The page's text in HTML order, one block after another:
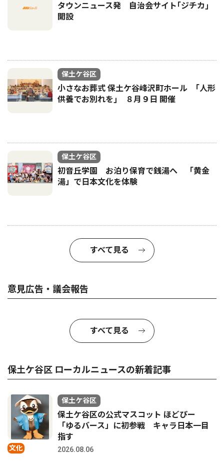
タウンニュース発 自治会サイト｢ジチカ｣
開設
保土ケ谷区
小さなお葬式 保土ケ谷峰沢町ホール ｢人形
供養でお別れを｣ ８月９日 開催
保土ケ谷区
初音丘学園 お泊り保育で銭湯へ 「黄金
湯」で日本文化を体験
すべて見る
意見広告・議会報告
すべて見る
保土ケ谷区 ローカルニュースの新着記事
文化
保土ケ谷区
保土ケ谷区の公式マスコット ほどぴー
「ゆるバース」に初参戦 キャラ日本一目
指す
2026.08.06